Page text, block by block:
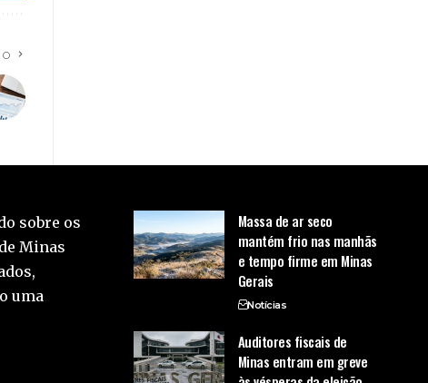
sobre os
Minas
uma
Massa de ar seco
mantém frio nas manhãs
e tempo firme em Minas
Gerais
Notícias
Auditores fiscais de
Minas entram em greve